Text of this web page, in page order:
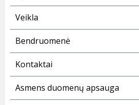
Veikla
Bendruomenė
Kontaktai
Asmens duomenų apsauga